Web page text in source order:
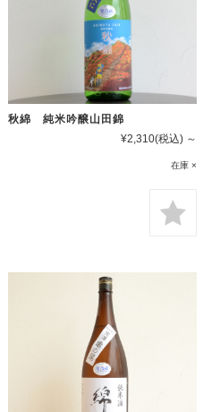
秋綿 純米吟醸山田錦
¥2,310(税込) ～
在庫 ×